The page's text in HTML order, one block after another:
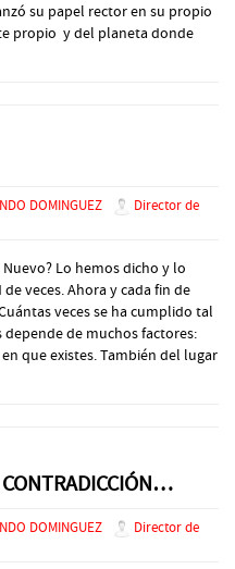
su papel rector en su propio
propio y del planeta donde
DOMINGUEZ
Director de
Lo hemos dicho y lo
veces. Ahora y cada fin de
veces se ha cumplido tal
depende de muchos factores:
que existes. También del lugar
CONTRADICCIÓN…
DOMINGUEZ
Director de